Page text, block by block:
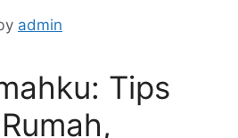
admin
Tips